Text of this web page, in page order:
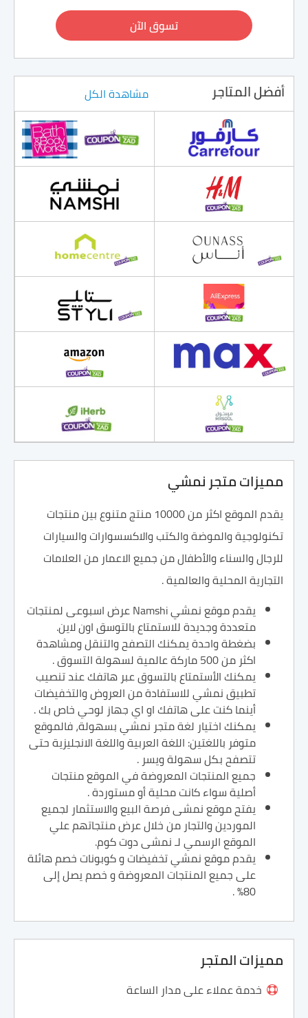
تسوق الآن
أفضل المتاجر مشاهدة الكل
مميزات متجر نمشي
يقدم الموقع اكثر من 10000 منتج متنوع بين منتجات
تكنولوجية والموضة والكتب والاكسسوارات والسيارات
للرجال والسناء والأطفال من جميع الاعمار من العلامات
التجارية المحلية والعالمية .
يقدم موقع نمشي Namshi عرض اسبوعى لمنتجات
متعددة وجديدة للاستمتاع بالتوسق اون لاين.
بضغطة واحدة يمكنك التصفح والتنقل ومشاهدة
اكثر من 500 ماركة عالمية لسهولة التسوق .
يمكنك الأستمتاع بالتسوق عبر هاتفك عند تنصيب
تطبيق نمشي للاستفادة من العروض والتخفيضات
أينما كنت على هاتفك او اي جهاز لوحي خاص بك .
يمكنك اختيار لغة متجر نمشي بسهولة، فالموقع
متوفر باللغتين: اللغة العربية واللغة الانجليزية حتى
تتصفح بكل سهولة ويسر .
جميع المنتجات المعروضة في الموقع منتجات
أصلية سواء كانت محلية أو مستوردة .
يفتح موقع نمشى فرصة البيع والاستثمار لجميع
الموردين والتجار من خلال عرض منتجاتهم علي
الموقع الرسمي لـ نمشى دوت كوم.
يقدم موقع نمشي تخفيضات و كوبونات خصم هائلة
على جميع المنتجات المعروضة و خصم يصل إلى
80% .
مميزات المتجر
خدمة عملاء على مدار الساعة